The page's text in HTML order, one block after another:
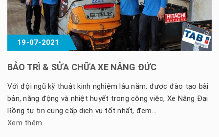
19-07-2021
BẢO TRÌ & SỬA CHỮA XE NÂNG ĐỨC
Với đội ngũ kỹ thuật kinh nghiệm lâu năm, được đào tạo bài
bản, năng động và nhiệt huyết trong công việc, Xe Nâng Đại
Rồng tự tin cung cấp dịch vụ tốt nhất, đem…
Xem thêm